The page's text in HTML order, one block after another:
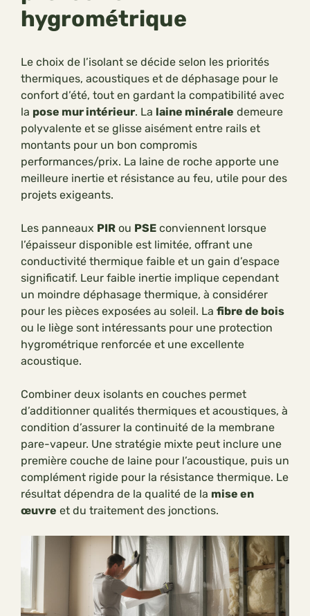
hygrométrique
Le choix de l’isolant se décide selon les priorités
thermiques, acoustiques et de déphasage pour le
confort d’été, tout en gardant la compatibilité avec
la pose mur intérieur. La laine minérale demeure
polyvalente et se glisse aisément entre rails et
montants pour un bon compromis
performances/prix. La laine de roche apporte une
meilleure inertie et résistance au feu, utile pour des
projets exigeants.
Les panneaux PIR ou PSE conviennent lorsque
l’épaisseur disponible est limitée, offrant une
conductivité thermique faible et un gain d’espace
significatif. Leur faible inertie implique cependant
un moindre déphasage thermique, à considérer
pour les pièces exposées au soleil. La fibre de bois
ou le liège sont intéressants pour une protection
hygrométrique renforcée et une excellente
acoustique.
Combiner deux isolants en couches permet
d’additionner qualités thermiques et acoustiques, à
condition d’assurer la continuité de la membrane
pare-vapeur. Une stratégie mixte peut inclure une
première couche de laine pour l’acoustique, puis un
complément rigide pour la résistance thermique. Le
résultat dépendra de la qualité de la mise en
œuvre et du traitement des jonctions.